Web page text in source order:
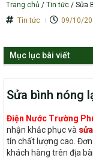
Trang chủ / Tin tức / Sửa
Tin tức
09/10/
Mục lục bài viết
Sửa bình nóng
Điện Nước Trường
nhận khắc phục và
tín chất lượng cao.
khách hàng trên địa